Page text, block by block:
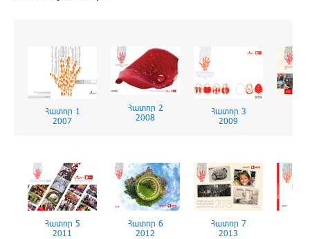
Հատոր 1
2007
Հատոր 2
2008
Հատոր 3
2009
Հատոր 5
2011
Հատոր 6
2012
Հատոր 7
2013